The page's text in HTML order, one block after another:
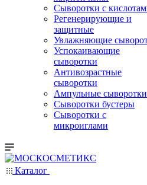
Сыворотки с
Регенерирующие и
защитные
Увлажняющие
Успокаивающие
сыворотки
Антивозрастные
сыворотки
Ампульные сыворотки
Сыворотки бустеры
Сыворотки с
микроиглами
Каталог